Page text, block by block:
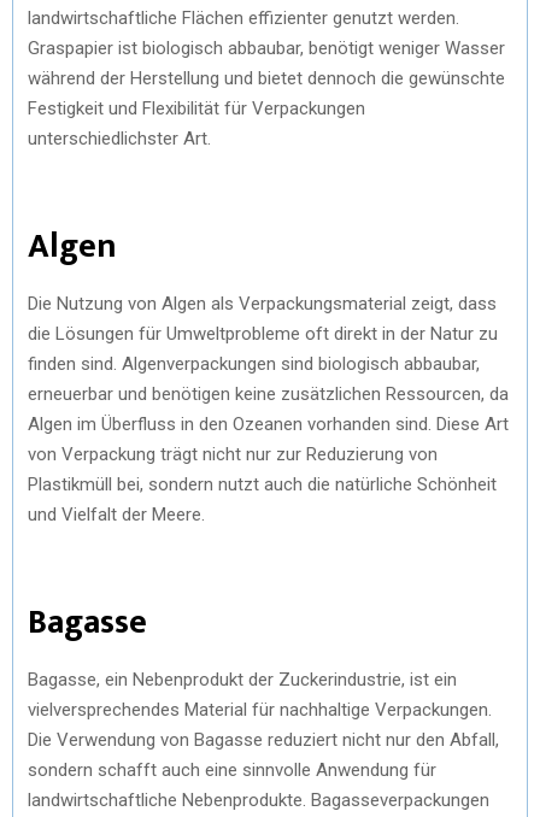
landwirtschaftliche Flächen effizienter genutzt werden.
Graspapier ist biologisch abbaubar, benötigt weniger Wasser
während der Herstellung und bietet dennoch die gewünschte
Festigkeit und Flexibilität für Verpackungen
unterschiedlichster Art.
Algen
Die Nutzung von Algen als Verpackungsmaterial zeigt, dass
die Lösungen für Umweltprobleme oft direkt in der Natur zu
finden sind. Algenverpackungen sind biologisch abbaubar,
erneuerbar und benötigen keine zusätzlichen Ressourcen, da
Algen im Überfluss in den Ozeanen vorhanden sind. Diese Art
von Verpackung trägt nicht nur zur Reduzierung von
Plastikmüll bei, sondern nutzt auch die natürliche Schönheit
und Vielfalt der Meere.
Bagasse
Bagasse, ein Nebenprodukt der Zuckerindustrie, ist ein
vielversprechendes Material für nachhaltige Verpackungen.
Die Verwendung von Bagasse reduziert nicht nur den Abfall,
sondern schafft auch eine sinnvolle Anwendung für
landwirtschaftliche Nebenprodukte. Bagasseverpackungen